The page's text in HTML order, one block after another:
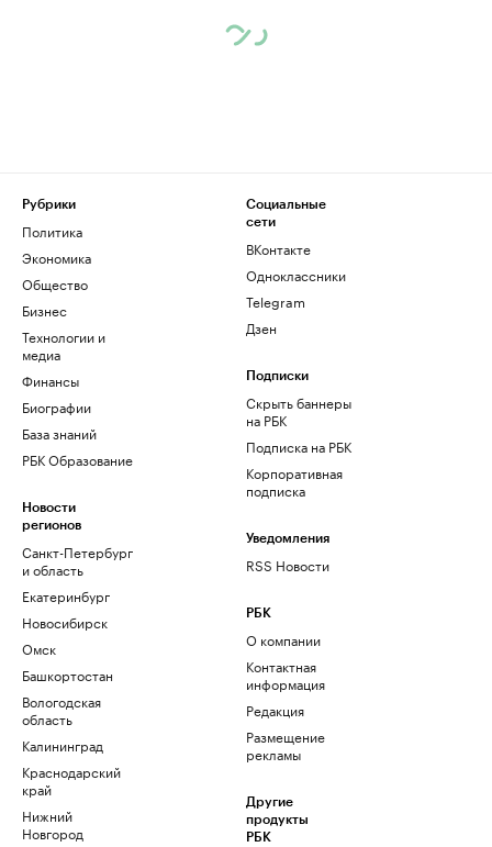
Рубрики
Политика
Экономика
Общество
Бизнес
Технологии и
медиа
Финансы
Биографии
База знаний
РБК Образование
Новости
регионов
Санкт-Петербург
и область
Екатеринбург
Новосибирск
Омск
Башкортостан
Вологодская
область
Калининград
Краснодарский
край
Нижний
Новгород
Социальные
сети
ВКонтакте
Одноклассники
Telegram
Дзен
Подписки
Скрыть баннеры
на РБК
Подписка на РБК
Корпоративная
подписка
Уведомления
RSS Новости
РБК
О компании
Контактная
информация
Редакция
Размещение
рекламы
Другие
продукты
РБК